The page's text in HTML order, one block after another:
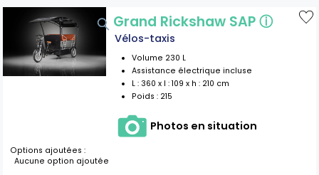
Grand Rickshaw SAPⓘ
Vélos-taxis
Volume 230 L
Assistance électrique incluse
L : 360 x l :109 x h : 210 cm
Poids : 215
Photos en situation
Options ajoutées :
Aucune option ajoutée